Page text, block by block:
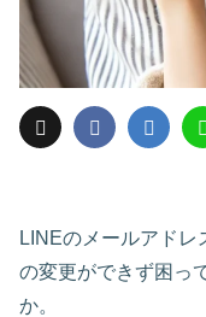
LINEのメールアド
の変更ができず困っ
か。